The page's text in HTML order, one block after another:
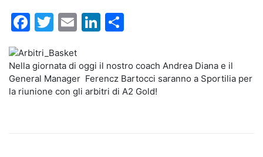
Facebook
Twitter
EmailLinkedIn
Nella giornata di oggi il nostro coach Andrea Diana e il
General Manager Ferencz Bartocci saranno a Sportilia per
la riunione con gli arbitri di A2 Gold!